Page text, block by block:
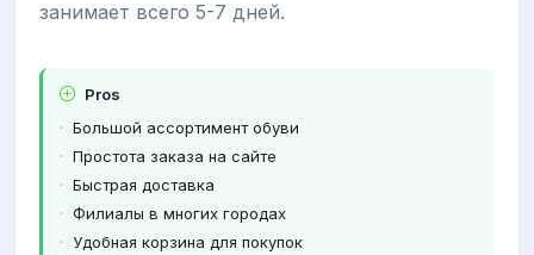
занимает всего 5-7 дней.
Pros
Большой ассортимент обуви
Простота заказа на сайте
Быстрая доставка
Филиалы в многих городах
Удобная корзина для покупок